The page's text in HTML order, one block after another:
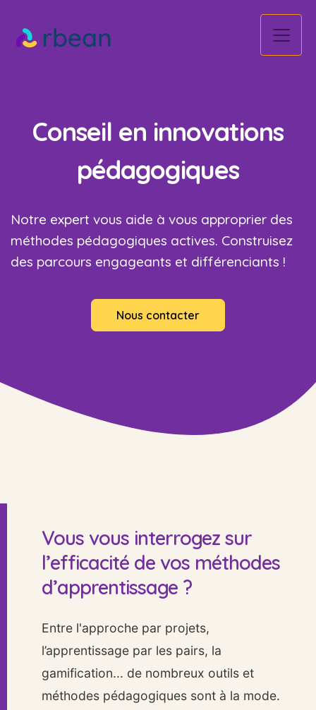
Conseil en innovations
pédagogiques
Notre expert vous aide à vous approprier des
méthodes pédagogiques actives. Construisez
des parcours engageants et différenciants !
Nous contacter
Vous vous interrogez sur
l’efficacité de vos méthodes
d’apprentissage ?
Entre l'approche par projets,
l’apprentissage par les pairs, la
gamification... de nombreux outils et
méthodes pédagogiques sont à la mode.